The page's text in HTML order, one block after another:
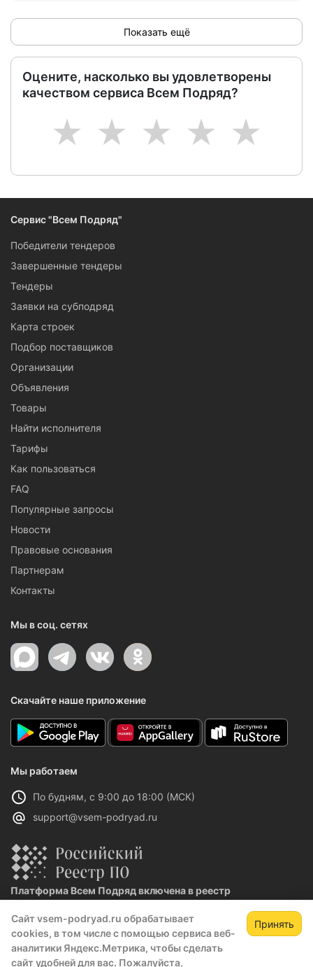
Сайт vsem-podryad.ru обрабатывает
cookies, в том числе с помощью сервиса веб-
аналитики Яндекс.Метрика, чтобы сделать
сайт удобней для вас. Пожалуйста,
Принять
Показать ещё
Оцените, насколько вы удовлетворены
качеством сервиса Всем Подряд?
5
4
3
2
1
Сервис "Всем Подряд"
Победители тендеров
Завершенные тендеры
Тендеры
Заявки на субподряд
Карта строек
Подбор поставщиков
Организации
Объявления
Товары
Найти исполнителя
Тарифы
Как пользоваться
FAQ
Популярные запросы
Новости
Правовые основания
Партнерам
Контакты
Мы в соц. сетях
Скачайте наше приложение
Мы работаем
По будням, с 9:00 до 18:00 (МСК)
support@vsem-podryad.ru
Платформа Всем Подряд включена в реестр
Реестровая запись №32021 от 06.02.2026